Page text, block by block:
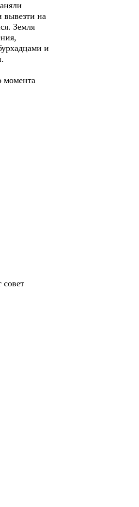
вывезти на
Земля
и
момента
совет